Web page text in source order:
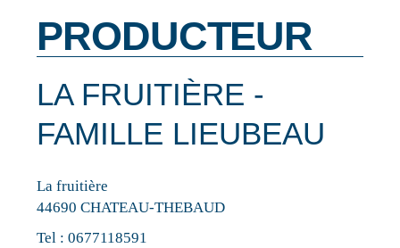
PRODUCTEUR
LA FRUITIÈRE -
FAMILLE LIEUBEAU
La fruitière
44690 CHATEAU-THEBAUD
Tel :0677118591